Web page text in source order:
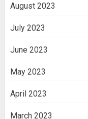
August 2023
July 2023
June 2023
May 2023
April 2023
March 2023